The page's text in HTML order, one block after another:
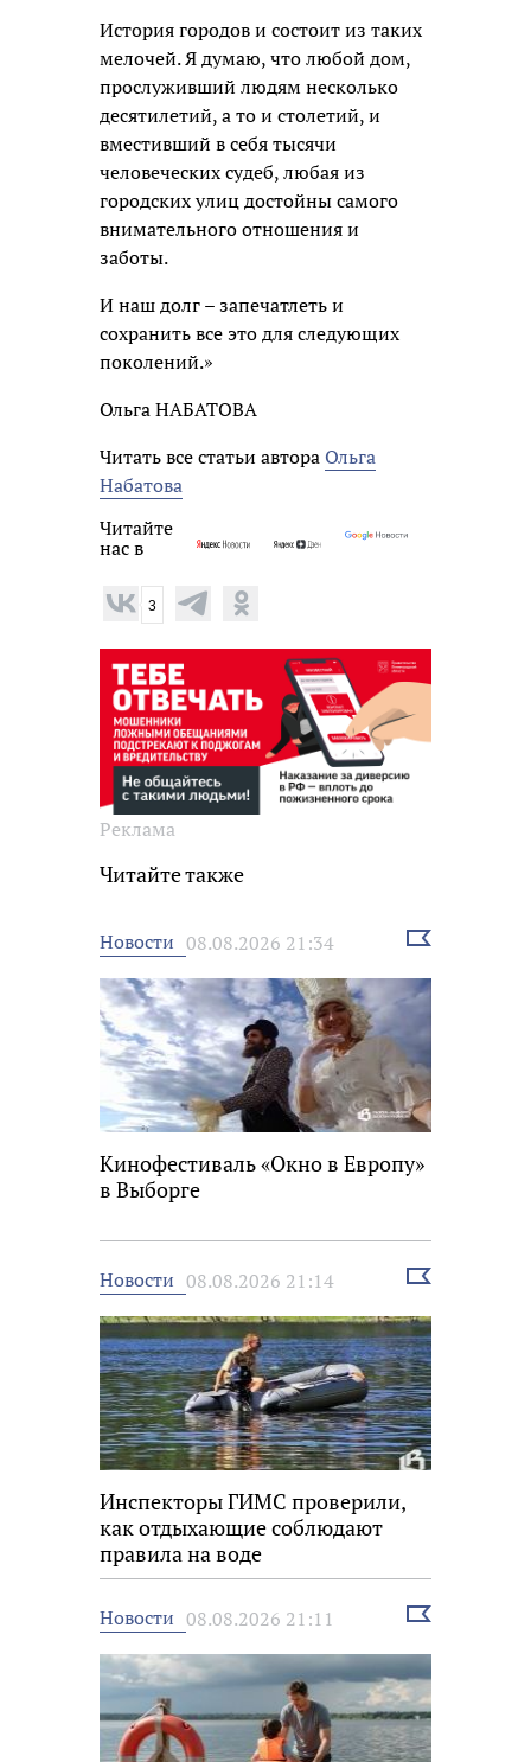
История городов и состоит из таких
мелочей. Я думаю, что любой дом,
прослуживший людям несколько
десятилетий, а то и столетий, и
вместивший в себя тысячи
человеческих судеб, любая из
городских улиц достойны самого
внимательного отношения и
заботы.
И наш долг – запечатлеть и
сохранить все это для следующих
поколений.»
Ольга НАБАТОВА
Читать все статьи автораОльга
Набатова
Читайте
нас в
3
Реклама
Читайте также
Новости 08.08.2026 21:34
Выбрать
Кинофестиваль «Окно в Европу»
в Выборге
Новости 08.08.2026 21:14
Выбрать
Инспекторы ГИМС проверили,
как отдыхающие соблюдают
правила на воде
Новости 08.08.2026 21:11
Выбрать